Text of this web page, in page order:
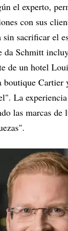
el experto,
con sus
sacrificar el
da Schmitt
de un hotel
boutique Cartier
La
las marcas de